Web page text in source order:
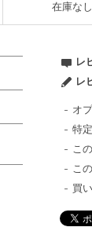
在庫なし
レ
レ
オ
特
こ
こ
買